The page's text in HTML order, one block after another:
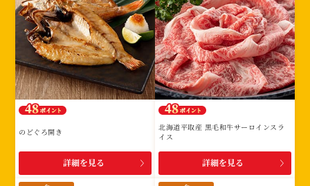
のどぐろ開き
詳細を見る
北海道平取産 黒毛和牛サーロインスラ
イス
詳細を見る